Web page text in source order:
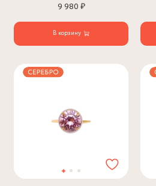
9 980 ₽
В корзину